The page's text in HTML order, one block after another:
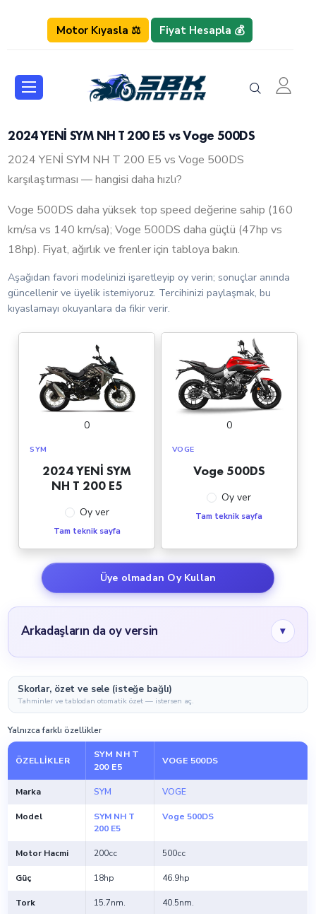
Motor Kıyasla ⚖️ Fiyat Hesapla 💰
2024 YENİ SYM NH T 200 E5 vs Voge 500DS
2024 YENİ SYM NH T 200 E5 vs Voge 500DS
karşılaştırması — hangisi daha hızlı?
Voge 500DS daha yüksek top speed değerine sahip (160
km/sa vs 140 km/sa); Voge 500DS daha güçlü (47hp vs
18hp). Fiyat, ağırlık ve frenler için tabloya bakın.
Aşağıdan favori modelinizi işaretleyip oy verin; sonuçlar anında
güncellenir ve üyelik istemiyoruz. Tercihinizi paylaşmak, bu
kıyaslamayı okuyanlara da fikir verir.
0
SYM
2024 YENİ SYM
NH T 200 E5
Oy ver
Tam teknik sayfa
0
VOGE
Voge 500DS
Oy ver
Tam teknik sayfa
Üye olmadan Oy Kullan
Arkadaşların da oy versin ▾
Skorlar, özet ve sele (isteğe bağlı)
Tahminler ve tablodan otomatik özet — istersen aç.
Yalnızca farklı özellikler
ÖZELLIKLER
SYM NH T
200 E5
VOGE 500DS
Marka SYM VOGE
Model
SYM NH T
200 E5
Voge 500DS
Motor Hacmi 200cc 500cc
Güç 18hp 46.9hp
Tork 15.7nm. 40.5nm.